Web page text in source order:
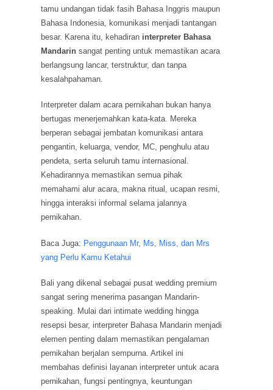
tamu undangan tidak fasih Bahasa Inggris maupun
Bahasa Indonesia, komunikasi menjadi tantangan
besar. Karena itu, kehadiran interpreter Bahasa
Mandarin sangat penting untuk memastikan acara
berlangsung lancar, terstruktur, dan tanpa
kesalahpahaman.
Interpreter dalam acara pernikahan bukan hanya
bertugas menerjemahkan kata-kata. Mereka
berperan sebagai jembatan komunikasi antara
pengantin, keluarga, vendor, MC, penghulu atau
pendeta, serta seluruh tamu internasional.
Kehadirannya memastikan semua pihak
memahami alur acara, makna ritual, ucapan resmi,
hingga interaksi informal selama jalannya
pernikahan.
Baca Juga: Penggunaan Mr, Ms, Miss, dan Mrs
yang Perlu Kamu Ketahui
Bali yang dikenal sebagai pusat wedding premium
sangat sering menerima pasangan Mandarin-
speaking. Mulai dari intimate wedding hingga
resepsi besar, interpreter Bahasa Mandarin menjadi
elemen penting dalam memastikan pengalaman
pernikahan berjalan sempurna. Artikel ini
membahas definisi layanan interpreter untuk acara
pernikahan, fungsi pentingnya, keuntungan